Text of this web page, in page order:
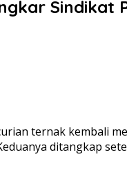
Sindikat
ternak kembali
ditangkap